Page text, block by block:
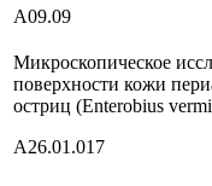
А09.09
Микроскопическое
поверхности кожи
остриц (Enterobius
А26.01.017